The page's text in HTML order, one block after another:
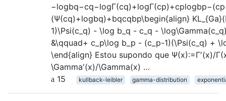
(Ψ(cq)+log⁡bq)+bqcqbp\begin{align}
1)\Psi(c_q) - \log b_q - c_q -
&\qquad+ c_p\log b_p - (c_p-1)(\Psi(c_q) +
\end{align} Estou supondo que Ψ(x):=Γ′(x)/
\Gamma'(x)/\Gamma(x) …
15
kullback-leibler gamma-distribution